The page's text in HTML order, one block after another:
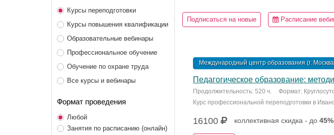
Курсы переподготовки
Курсы повышения квалификации
Образовательные вебинары
Профессиональное обучение
Обучение по охране труда
Все курсы и вебинары
Формат проведения
Любой
Занятия по расписанию (онлайн)
Подписаться на новые Расписание
Международный центр образования (г.
Педагогическое образование:
Продолжительность: 520 ч.
Формат:
Курс профессиональной переподготовки в
16100 коллективная скидка - до 45%